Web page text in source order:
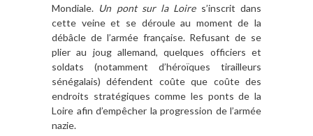
Mondiale. Un pont sur la Loire s’inscrit dans
cette veine et se déroule au moment de la
débâcle de l’armée française. Refusant de se
plier au joug allemand, quelques officiers et
soldats (notamment d’héroïques tirailleurs
sénégalais) défendent coûte que coûte des
endroits stratégiques comme les ponts de la
Loire afin d’empêcher la progression de l’armée
nazie.